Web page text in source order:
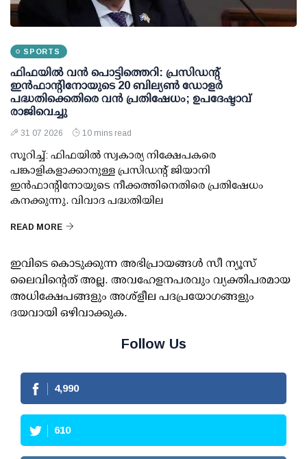
SPORTS
ഫിഫയില്‍ വന്‍ പൊട്ടിത്തെറി: പ്രസിഡന്റ്
ഇന്‍ഫാന്റിനോയുടെ 20 ബില്യണ്‍ ഡോളര്‍
പദ്ധതിക്കെതിരെ വന്‍ പ്രതിഷേധം; ഉപദേഷ്ടാവ്
രാജിവെച്ചു
31 07 2026 10 mins read
സൂറിച്ച്: ഫിഫയില്‍ സ്വകാര്യ നിക്ഷേപകരെ
പങ്കാളികളാക്കാനുള്ള പ്രസിഡന്റ് ജിയാനി
ഇന്‍ഫാന്റിനോയുടെ നീക്കത്തിനെതിരെ പ്രതിഷേധം
കനക്കുന്നു. വിവാദ പദ്ധതിയില
READ MORE
ഇവിടെ കൊടുക്കുന്ന അഭിപ്രായങ്ങള്‍ സീ ന്യൂസ്
ലൈവിന്റെത് അല്ല. അവഹേളനപരവും വ്യക്തിപരമായ
അധിക്ഷേപങ്ങളും അശ്‌ളീല പദപ്രയോഗങ്ങളും
ദയവായി ഒഴിവാക്കുക.
Follow Us
4,990
610